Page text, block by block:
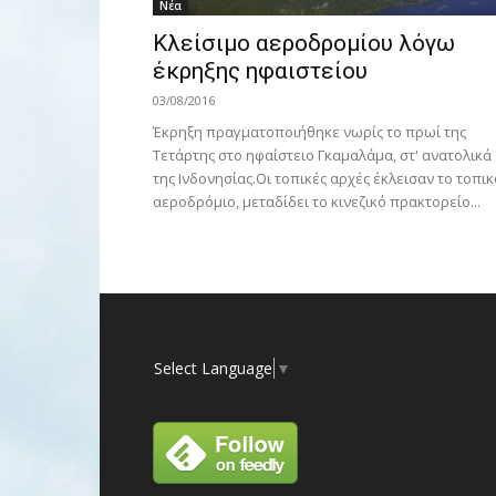
Νέα
Κλείσιμο αεροδρομίου λόγω
έκρηξης ηφαιστείου
03/08/2016
Έκρηξη πραγματοποιήθηκε νωρίς το πρωί της
Τετάρτης στο ηφαίστειο Γκαμαλάμα, στ' ανατολικά
της Ινδονησίας.Οι τοπικές αρχές έκλεισαν το
αεροδρόμιο, μεταδίδει το κινεζικό πρακτορείο...
Select Language ▼